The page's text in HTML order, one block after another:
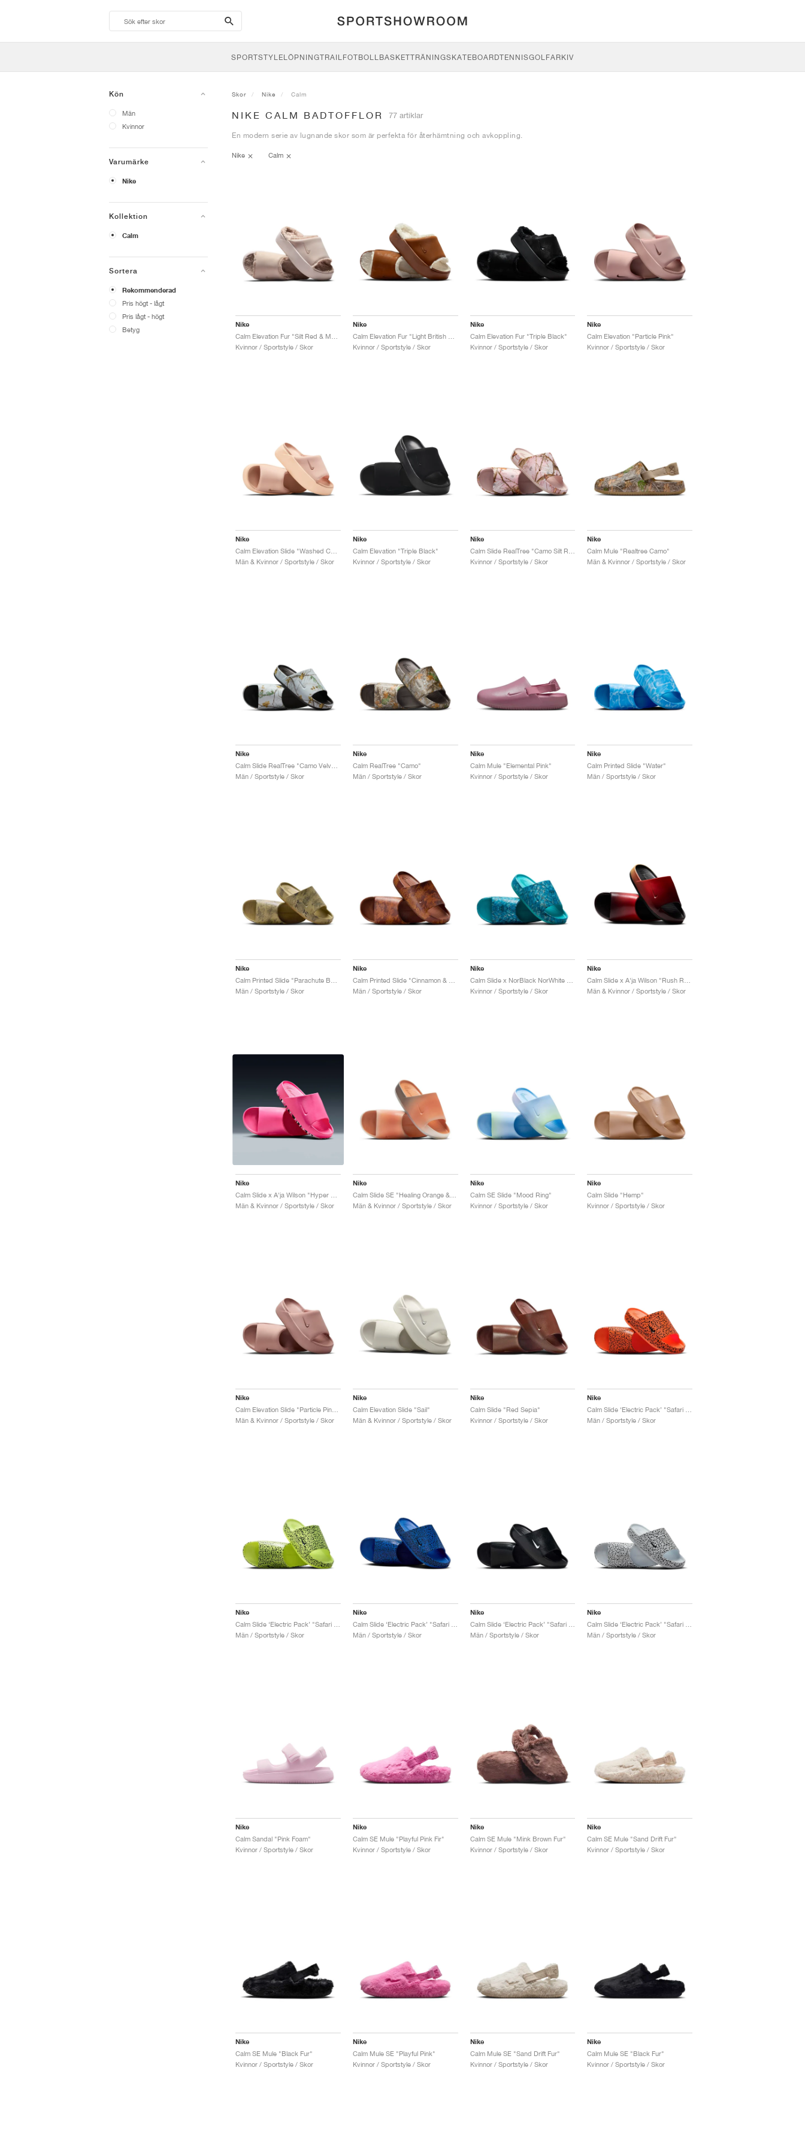
search-
btn
SPORTSTYLELÖPNINGTRAILFOTBOLLBASKETTRÄNINGSKATEBOARDTENNISGOLFARKIV
Kön
Män
Kvinnor
Varumärke
Nike
Kollektion
Calm
Sortera
Rekommenderad
Pris högt - lågt
Pris lågt - högt
Betyg
Skor Nike Calm
NIKE CALM BADTOFFLOR 77 artiklar
En modern serie av lugnande skor som är perfekta för återhämtning och avkoppling.
Nike Calm
Nike
Kvinnor / Sportstyle / Skor
Nike
Kvinnor / Sportstyle / Skor
Nike
Calm Elevation Fur "Triple Black"
Kvinnor / Sportstyle / Skor
Nike
Calm Elevation "Particle Pink"
Kvinnor / Sportstyle / Skor
Nike
Män & Kvinnor / Sportstyle / Skor
Nike
Calm Elevation "Triple Black"
Kvinnor / Sportstyle / Skor
Nike
Kvinnor / Sportstyle / Skor
Nike
Calm Mule "Realtree Camo"
Män & Kvinnor / Sportstyle / Skor
Nike
Män / Sportstyle / Skor
Nike
Calm RealTree "Camo"
Män / Sportstyle / Skor
Nike
Calm Mule "Elemental Pink"
Kvinnor / Sportstyle / Skor
Nike
Calm Printed Slide "Water"
Män / Sportstyle / Skor
Nike
Män / Sportstyle / Skor
Nike
Män / Sportstyle / Skor
Nike
Kvinnor / Sportstyle / Skor
Nike
Män & Kvinnor / Sportstyle / Skor
Nike
Män & Kvinnor / Sportstyle / Skor
Nike
Män & Kvinnor / Sportstyle / Skor
Nike
Calm SE Slide "Mood Ring"
Kvinnor / Sportstyle / Skor
Nike
Calm Slide "Hemp"
Kvinnor / Sportstyle / Skor
Nike
Män & Kvinnor / Sportstyle / Skor
Nike
Calm Elevation Slide "Sail"
Män & Kvinnor / Sportstyle / Skor
Nike
Calm Slide "Red Sepia"
Kvinnor / Sportstyle / Skor
Nike
Män / Sportstyle / Skor
Nike
Män / Sportstyle / Skor
Nike
Män / Sportstyle / Skor
Nike
Män / Sportstyle / Skor
Nike
Män / Sportstyle / Skor
Nike
Calm Sandal "Pink Foam"
Kvinnor / Sportstyle / Skor
Nike
Calm SE Mule "Playful Pink Fir"
Kvinnor / Sportstyle / Skor
Nike
Calm SE Mule "Mink Brown Fur"
Kvinnor / Sportstyle / Skor
Nike
Calm SE Mule "Sand Drift Fur"
Kvinnor / Sportstyle / Skor
Nike
Calm SE Mule "Black Fur"
Kvinnor / Sportstyle / Skor
Nike
Calm Mule SE "Playful Pink"
Kvinnor / Sportstyle / Skor
Nike
Calm Mule SE "Sand Drift Fur"
Kvinnor / Sportstyle / Skor
Nike
Calm Mule SE "Black Fur"
Kvinnor / Sportstyle / Skor